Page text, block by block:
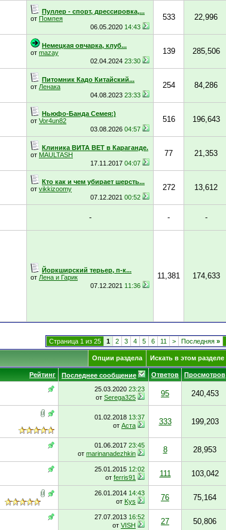
Пуллер - спорт, дрессировка,...
от Помпея
06.05.2020 14:43
533 22,996
Немецкая овчарка, клуб...
от mazay
02.04.2024 23:30
139 285,506
Питомник Кадо Китайский...
от Ленака
04.08.2023 23:33
254 84,286
Ньюфо-Банда Семея:)
от Vor4un82
03.08.2026 04:57
516 196,643
Клиника ВИТА ВЕТ в Караганде.
от MAULTASH
17.11.2017 04:07
77 21,353
Кто как и чем убирает шерсть...
от vikkizoomy
07.12.2021 00:52
272 13,612
- - -
Йоркширский терьер, п-к...
от Лена и Гарик
07.12.2021 11:36
11,381 174,633
Страница 1 из 25 1 2 3 4 5 6 11 > Последняя »
Опции раздела Искать в этом разделе
Рейтинг Последнее сообщение Ответов Просмотров
25.03.2020 23:23
от Serega325 95 240,453
01.02.2018 13:37
от Аста 333 199,203
01.06.2017 23:45
от marinanadezhkin 8 28,953
25.01.2015 12:02
от ferris91 111 103,042
26.01.2014 14:43
от Kys 76 75,164
27.07.2013 16:52
от VISH 27 50,806